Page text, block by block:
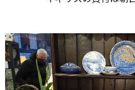
イギリスの​買付は​朝